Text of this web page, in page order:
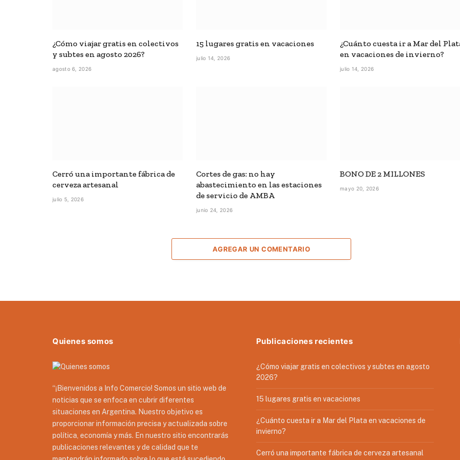
¿Cómo viajar gratis en colectivos
y subtes en agosto 2026?
agosto 6, 2026
15 lugares gratis en vacaciones
julio 14, 2026
¿Cuánto cuesta ir a Mar del
en vacaciones de invierno?
julio 14, 2026
Cerró una importante fábrica de
cerveza artesanal
julio 5, 2026
Cortes de gas: no hay
abastecimiento en las estaciones
de servicio de AMBA
junio 24, 2026
BONO DE 2 MILLONES
mayo 20, 2026
AGREGAR UN COMENTARIO
Quienes somos
“¡Bienvenidos a Info Comercio! Somos un sitio web de
noticias que se enfoca en cubrir diferentes
situaciones en Argentina. Nuestro objetivo es
proporcionar información precisa y actualizada sobre
política, economía y más. En nuestro sitio encontrarás
publicaciones relevantes y de calidad que te
Publicaciones recientes
¿Cómo viajar gratis en colectivos y subtes en agosto
2026?
15 lugares gratis en vacaciones
¿Cuánto cuesta ir a Mar del Plata en vacaciones de
invierno?
Cerró una importante fábrica de cerveza artesanal